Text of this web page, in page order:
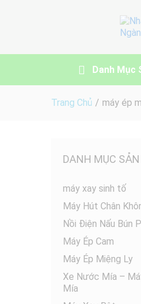
Danh Mục
Trang Chủ / máy ép
DANH MỤC
máy xay sinh tố
Máy Hút Chân
Nồi Điện Nấu Bún
Máy Ép Cam
Máy Ép Miệng Ly
Xe Nước Mía –
Mía